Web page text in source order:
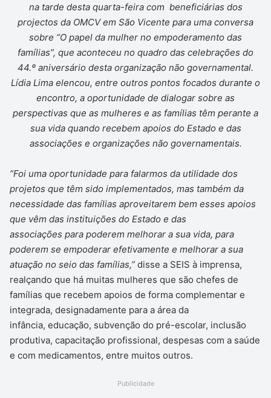
na tarde desta quarta-feira com beneficiárias dos
projectos da OMCV em São Vicente para uma conversa
sobre “O papel da mulher no empoderamento das
famílias”, que aconteceu no quadro das celebrações do
44.º aniversário desta organização não governamental.
Lídia Lima elencou, entre outros pontos focados durante o
encontro, a oportunidade de dialogar sobre as
perspectivas que as mulheres e as famílias têm perante a
sua vida quando recebem apoios do Estado e das
associações e organizações não governamentais.
“Foi uma oportunidade para falarmos da utilidade dos
projetos que têm sido implementados, mas também da
necessidade das famílias aproveitarem bem esses apoios
que vêm das instituições do Estado e das
associações para poderem melhorar a sua vida, para
poderem se empoderar efetivamente e melhorar a sua
atuação no seio das famílias,” disse a SEIS à imprensa,
realçando que há muitas mulheres que são chefes de
famílias que recebem apoios de forma complementar e
integrada, designadamente para a área da
infância, educação, subvenção do pré-escolar, inclusão
produtiva, capacitação profissional, despesas com a saúde
e com medicamentos, entre muitos outros.
Publicidade